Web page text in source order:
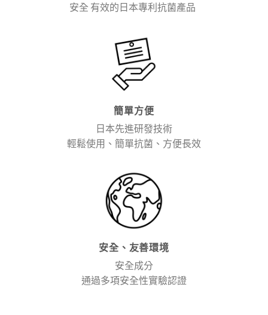
安全 有效的日本專利抗菌產品
簡單方便
日本先進研發技術
輕鬆使用、簡單抗菌、方便長效
安全、友善環境
安全成分
通過多項安全性實驗認證